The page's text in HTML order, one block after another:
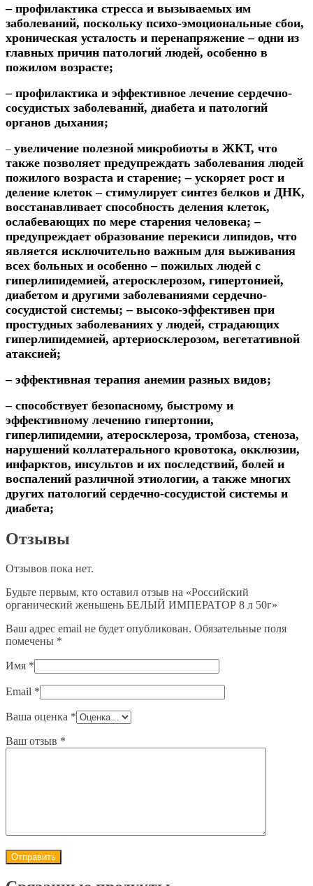
– профилактика стресса и вызываемых им
заболеваний, поскольку психо-эмоциональные сбои,
хроническая усталость и перенапряжение – одни из
главных причин патологий людей, особенно в
пожилом возрасте;
– профилактика и эффективное лечение сердечно-
сосудистых заболеваний, диабета и патологий
органов дыхания;
– увеличение полезной микробиоты в ЖКТ, что
также позволяет предупреждать заболевания людей
пожилого возраста и старение;– ускоряет рост и
деление клеток – стимулирует синтез белков и ДНК,
восстанавливает способность деления клеток,
ослабевающих по мере старения человека;–
предупреждает образование перекиси липидов, что
является исключительно важным для выживания
всех больных и особенно – пожилых людей с
гиперлипидемией, атеросклерозом, гипертонией,
диабетом и другими заболеваниями сердечно-
сосудистой системы;– высоко-эффективен при
простудных заболеваниях у людей, страдающих
гиперлипидемией, артериосклерозом, вегетативной
атаксией;
– эффективная терапия анемии разных видов;
– способствует безопасному, быстрому и
эффективному лечению гипертонии,
гиперлипидемии, атеросклероза, тромбоза, стеноза,
нарушений коллатерального кровотока, окклюзии,
инфарктов, инсультов и их последствий, болей и
воспалений различной этиологии, а также многих
других патологий сердечно-сосудистой системы и
диабета;
Отзывы
Отзывов пока нет.
Будьте первым, кто оставил отзыв на «Российский
органический женьшень БЕЛЫЙ ИМПЕРАТОР 8 л 50г»
Ваш адрес email не будет опубликован. Обязательные поля
помечены *
Имя *
Email *
Ваша оценка *
Ваш отзыв *